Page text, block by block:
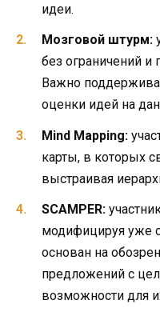
идеи.
Мозговой штурм:
без ограничений и
Важно
оценки идей на
Mind Mapping:
карты, в которых
выстраивая
SCAMPER:
модифицируя уже
основан на
предложений с
возможности для